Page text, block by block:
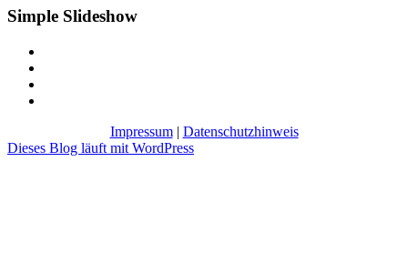
Simple Slideshow
Impressum| Datenschutzhinweis
Dieses Blog läuft mit WordPress